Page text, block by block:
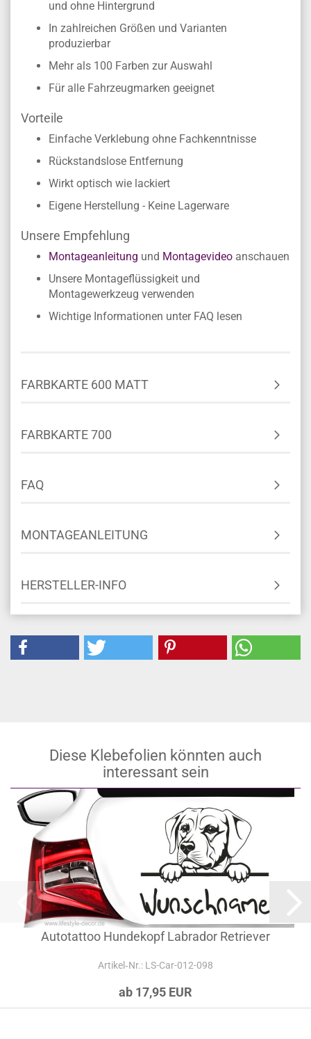
und ohne Hintergrund
In zahlreichen Größen und Varianten
produzierbar
Mehr als 100 Farben zur Auswahl
Für alle Fahrzeugmarken geeignet
Vorteile
Einfache Verklebung ohne Fachkenntnisse
Rückstandslose Entfernung
Wirkt optisch wie lackiert
Eigene Herstellung - Keine Lagerware
Unsere Empfehlung
Montageanleitung und Montagevideo anschauen
Unsere Montageflüssigkeit und
Montagewerkzeug verwenden
Wichtige Informationen unter FAQ lesen
FARBKARTE 600 MATT
FARBKARTE 700
FAQ
MONTAGEANLEITUNG
HERSTELLER-INFO
Diese Klebefolien könnten auch
interessant sein
Autotattoo Hundekopf Labrador Retriever
Artikel‑Nr.: LS-Car-012-098
ab 17,95 EUR